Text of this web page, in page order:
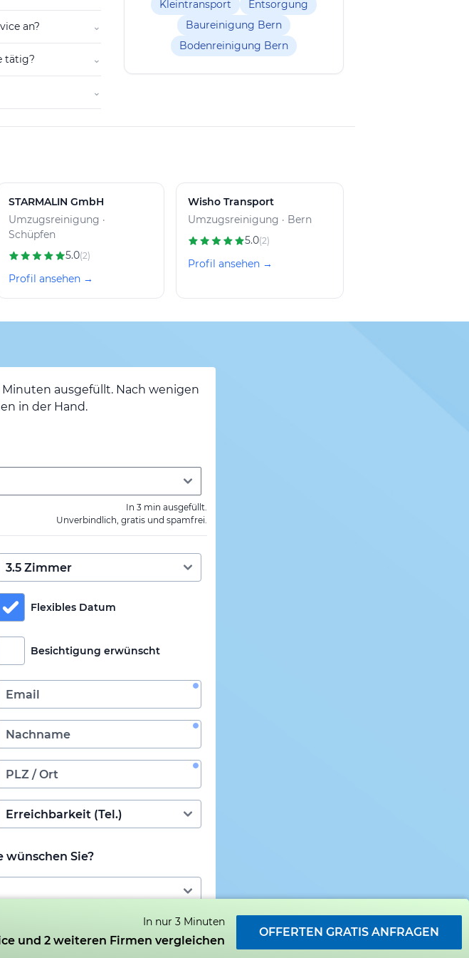
an? ⌄
tätig? ⌄
⌄
Kleintransport
Entsorgung
Baureinigung Bern
Bodenreinigung Bern
STARMALIN GmbH
Umzugsreinigung ·
Schüpfen
5.0(2)
Profil ansehen →
Wisho Transport
Umzugsreinigung · Bern
5.0(2)
Profil ansehen →
ausgefüllt. Nach wenigen
in der Hand.
In 3 min ausgefüllt.
Unverbindlich, gratis und spamfrei.
Flexibles Datum
Besichtigung erwünscht
wünschen Sie?
In nur 3 Minuten
und 2 weiteren Firmen vergleichen
OFFERTEN GRATIS ANFRAGEN